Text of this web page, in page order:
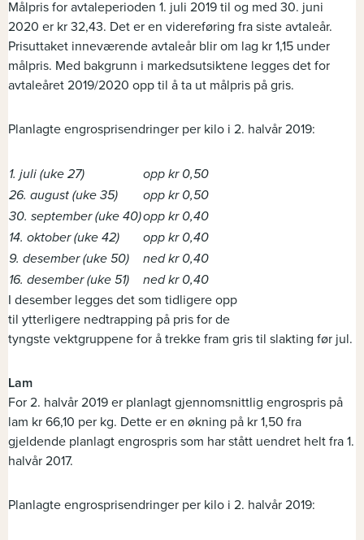
Målpris for avtaleperioden 1. juli 2019 til og med 30. juni
2020 er kr 32,43. Det er en videreføring fra siste avtaleår.
Prisuttaket inneværende avtaleår blir om lag kr 1,15 under
målpris. Med bakgrunn i markedsutsiktene legges det for
avtaleåret 2019/2020 opp til å ta ut målpris på gris.
Planlagte engrosprisendringer per kilo i 2. halvår 2019:
1. juli (uke 27)
opp kr 0,50
26. august (uke 35)
opp kr 0,50
30. september (uke 40)opp kr 0,40
14. oktober (uke 42)
opp kr 0,40
9. desember (uke 50)
ned kr 0,40
16. desember (uke 51)
ned kr 0,40
I desember legges det som tidligere opp
til ytterligere nedtrapping på pris for de
tyngste vektgruppene for å trekke fram gris til slakting før jul.
Lam
For 2. halvår 2019 er planlagt gjennomsnittlig engrospris på
lam kr 66,10 per kg. Dette er en økning på kr 1,50 fra
gjeldende planlagt engrospris som har stått uendret helt fra 1.
halvår 2017.
Planlagte engrosprisendringer per kilo i 2. halvår 2019: